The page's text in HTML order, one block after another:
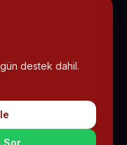
destek dahil.
Sor